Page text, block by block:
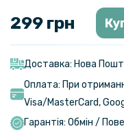
299 грн
Доставка: Нова
Оплата: При
Visa/MasterСard,
Гарантія: Обмін /